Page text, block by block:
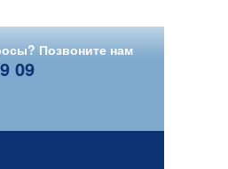
Позвоните нам
09